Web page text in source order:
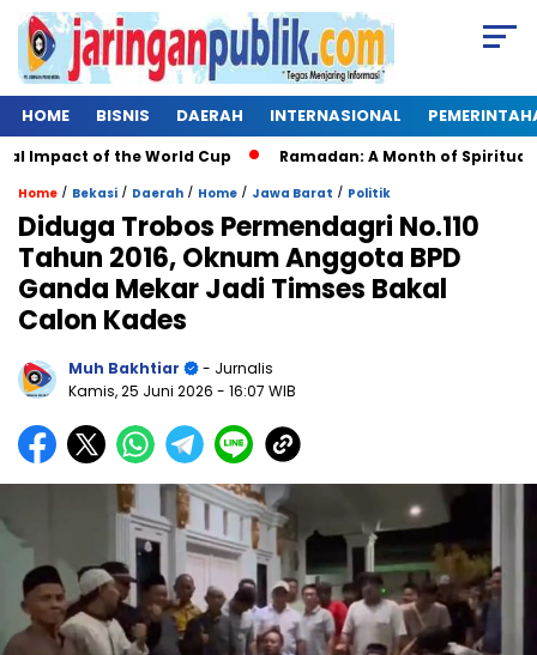
HOME BISNIS DAERAH INTERNASIONAL
of the World Cup Ramadan: A Month of Spiritual
Home / Bekasi / Daerah / Home / Jawa Barat / Politik
Diduga Trobos Permendagri No.110
Tahun 2016, Oknum Anggota BPD
Ganda Mekar Jadi Timses Bakal
Calon Kades
Muh Bakhtiar
- Jurnalis
Kamis, 25 Juni 2026 - 16:07 WIB